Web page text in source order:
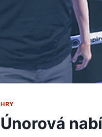
HRY
Únorová